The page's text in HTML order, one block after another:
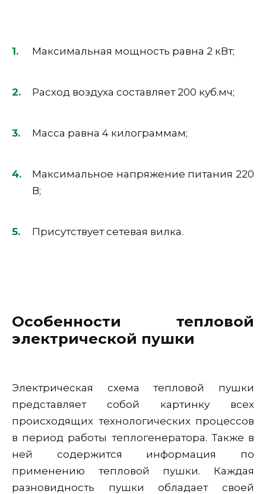
Максимальная мощность равна 2 кВт;
Расход воздуха составляет 200 куб.мч;
Масса равна 4 килограммам;
Максимальное напряжение питания 220
В;
Присутствует сетевая вилка.
Особенности тепловой
электрической пушки
Электрическая схема тепловой пушки
представляет собой картинку всех
происходящих технологических процессов
в период работы теплогенератора. Также в
ней содержится информация по
применению тепловой пушки. Каждая
разновидность пушки обладает своей